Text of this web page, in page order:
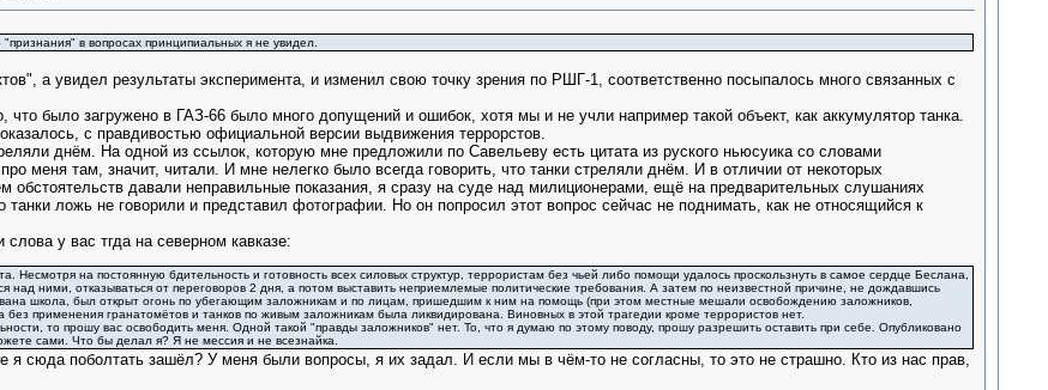
в вопросах принципиальных я не увидел.
а увидел результаты эксперимента, и изменил свою точку зрения по РШГ-1, соответственно посыпалось много связанных с
что было загружено в ГАЗ-66 было много допущений и ошибок, хотя мы и не учли например такой объект, как аккумулятор танка.
с правдивостью официальной версии выдвижения террорстов.
днём. На одной из ссылок, которую мне предложили по Савельеву есть цитата из руского ньюсуика со словами
меня там, значит, читали. И мне нелегко было всегда говорить, что танки стреляли днём. И в отличии от некоторых
обстоятельств давали неправильные показания, я сразу на суде над милиционерами, ещё на предварительных слушаниях
танки ложь не говорили и представил фотографии. Но он попросил этот вопрос сейчас не поднимать, как не относящийся к
у вас тгда на северном кавказе:
Несмотря на постоянную бдительность и готовность всех силовых структур, террористам без чьей либо помощи удалось проскользнуть в самое сердце Беслана,
над ними, отказываться от переговоров 2 дня, а потом выставить неприемлемые политические требования. А затем по неизвестной причине, не дождавшись
школа, был открыт огонь по убегающим заложникам и по лицам, пришедшим к ним на помощь (при этом местные мешали освобождению заложников,
применения гранатомётов и танков по живым заложникам была ликвидирована. Виновных в этой трагедии кроме террористов нет.
то прошу вас освободить меня. Одной такой "правды заложников" нет. То, что я думаю по этому поводу, прошу разрешить оставить при себе. Опубликовано
сами. Что бы делал я? Я не мессия и не всезнайка.
я сюда поболтать зашёл? У меня были вопросы, я их задал. И если мы в чём-то не согласны, то это не страшно. Кто из нас прав,